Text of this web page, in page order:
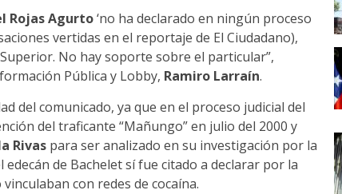
Rojas Agurto‘no ha declarado en ningún proceso
vertidas en el reportaje de El Ciudadano),
No hay soporte sobre el particular”,
Pública y Lobby, Ramiro Larraín.
del comunicado, ya que en el proceso judicial del
del traficante “Mañungo” en julio del 2000 y
Rivas para ser analizado en su investigación por la
edecán de Bachelet sí fue citado a declarar por la
con redes de cocaína.